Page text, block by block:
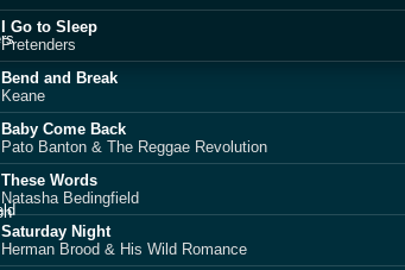
I Go to Sleep
Pretenders
Bend and Break
Keane
Baby Come Back
Pato Banton & The Reggae Revolution
These Words
Natasha Bedingfield
Saturday Night
Herman Brood & His Wild Romance